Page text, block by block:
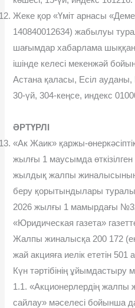
Жеке қор «Үміт арнасы
140840012634) жабылуы
шағымдар хабарлама
ішінде келесі мекенжəй
Астана қаласы, Есіл
30-үй, 304-кеңсе, индекс
ƏРТҮРЛI
«Ак Жаик» қаржы-
жылғы 1 маусымда
жылдық жалпы жиналысының
беру қорытындылары туралы
2026 жылғы 1 мамырдағы
«Юридическая газета»
Жалпы жиналысқа 200 172
жай акцияға иелік ететін 501
Күн тəртібінің ұйымдастыру
1.1. «Акционерлердің
сайлау» мəселесі бойынша